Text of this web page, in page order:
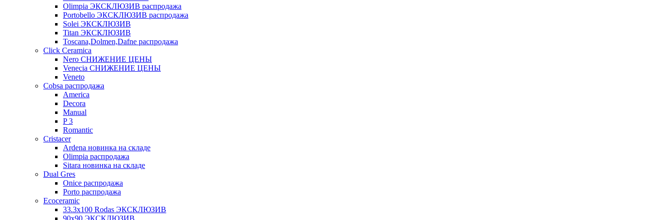
Olimpia ЭКСКЛЮЗИВ распродажа
Portobello ЭКСКЛЮЗИВ распродажа
Solei ЭКСКЛЮЗИВ
Titan ЭКСКЛЮЗИВ
Toscana,Dolmen,Dafne распродажа
Cliсk Ceramica
Nero СНИЖЕНИЕ ЦЕНЫ
Venecia СНИЖЕНИЕ ЦЕНЫ
Veneto
Cobsa распродажа
America
Decora
Manual
P 3
Romantic
Cristacer
Ardena новинка на складе
Olimpia распродажа
Sitara новинка на складе
Dual Gres
Onice распродажа
Porto распродажа
Ecoceramic
33.3х100 Rodas ЭКСКЛЮЗИВ
90x90 ЭКСКЛЮЗИВ